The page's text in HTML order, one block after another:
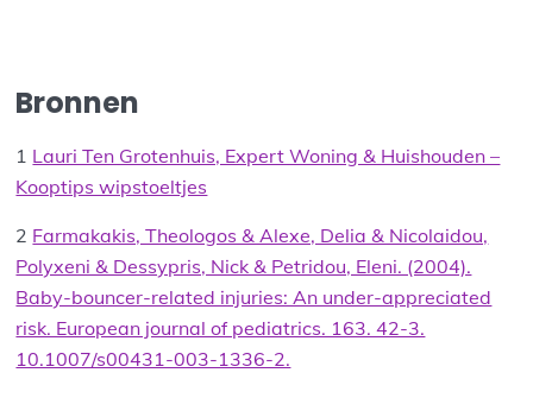
Bronnen
1 Lauri Ten Grotenhuis, Expert Woning & Huishouden –
Kooptips wipstoeltjes
2 Farmakakis, Theologos & Alexe, Delia & Nicolaidou,
Polyxeni & Dessypris, Nick & Petridou, Eleni. (2004).
Baby-bouncer-related injuries: An under-appreciated
risk. European journal of pediatrics. 163. 42-3.
10.1007/s00431-003-1336-2.